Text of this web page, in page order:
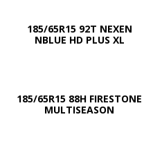
185/65R15 92T NEXEN
NBLUE HD PLUS XL
185/65R15 88H FIRESTONE
MULTISEASON